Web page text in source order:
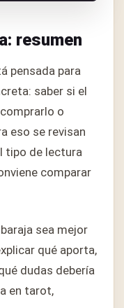
resumen
pensada para
saber si el
o
eso se revisan
tipo de lectura
comparar
sea mejor
qué aporta,
dudas debería
en tarot,